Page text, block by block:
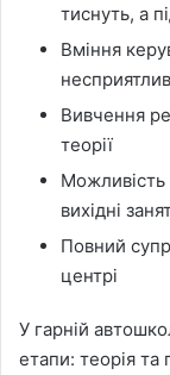
тиснуть, а
Вміння
Вивчення
теорії
Можливість
вихідні
Повний
центрі
У гарній
етапи: теорія